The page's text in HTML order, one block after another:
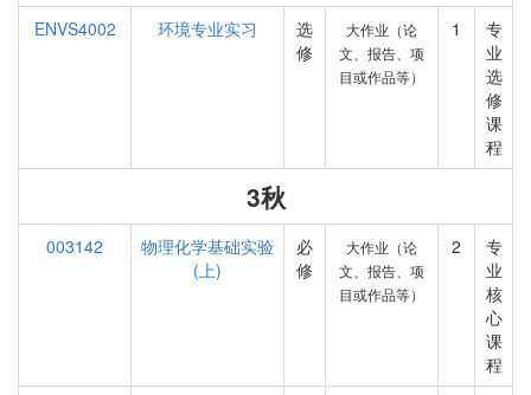
ENVS4002 环境专业实习
选
修
大作业（论
文、报告、项
目或作品等）
1
专
业
选
修
课
程
3秋
003142
物理化学基础实验
(上)
必
修
大作业（论
文、报告、项
目或作品等）
2
专
业
核
心
课
程